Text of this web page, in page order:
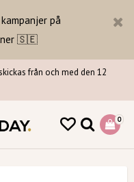
på
🇸🇪
från och med den 12
0